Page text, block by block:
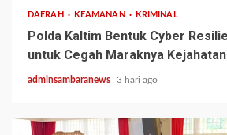
DAERAH KEAMANAN KRIMINAL
Polda Kaltim Bentuk Cyber
untuk Cegah Maraknya
adminsambaranews 3 hari ago